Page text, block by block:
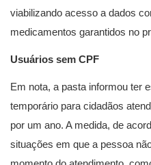
viabilizando acesso a dados
medicamentos garantidos no
Usuários sem CPF
Em nota, a pasta informou ter
temporário para cidadãos
por um ano. A medida, de
situações em que a pessoa